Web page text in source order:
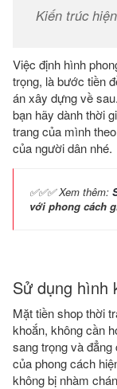
Kiến trúc
Việc định hình
trọng, là bước tiền
án xây dựng về
bạn hãy dành thời
trang của mình
của người dân nhé.
✅✅✅ Xem thêm:
với phong cách
Sử dụng hình
Mặt tiền shop thời
khoắn, không cần
sang trọng và
của phong cách
không bị nhàm